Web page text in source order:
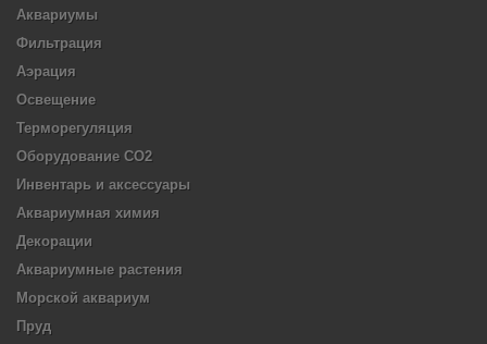
Аквариумы
Фильтрация
Аэрация
Освещение
Терморегуляция
Оборудование CO2
Инвентарь и аксессуары
Аквариумная химия
Декорации
Аквариумные растения
Морской аквариум
Пруд